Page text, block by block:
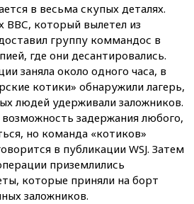
в весьма скупых деталях.
ВВС, который вылетел из
группу коммандос в
где они десантировались.
заняла около одного часа, в
котики» обнаружили лагерь,
людей удерживали заложников.
задержания любого,
но команда «котиков»
в публикации WSJ. Затем
приземлились
которые приняли на борт
заложников.